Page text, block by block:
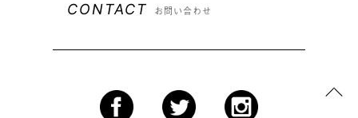
CONTACT お問い合わせ